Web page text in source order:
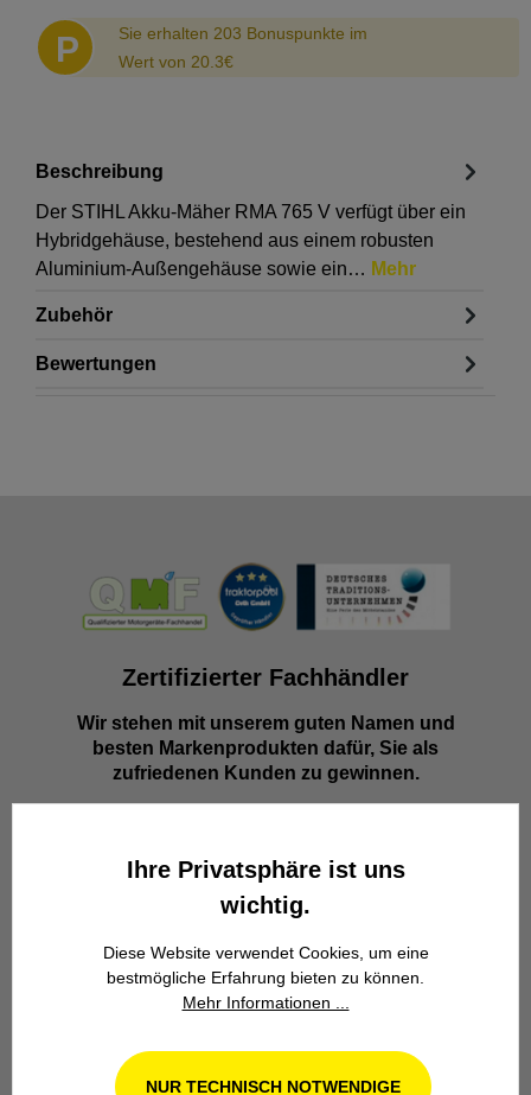
P
Sie erhalten 203 Bonuspunkte im
Wert von 20.3€
Beschreibung
Der STIHL Akku-Mäher RMA 765 V verfügt über ein
Hybridgehäuse, bestehend aus einem robusten
Aluminium-Außengehäuse sowie ein… Mehr
Zubehör
Bewertungen
Zertifizierter Fachhändler
Wir stehen mit unserem guten Namen und
besten Markenprodukten dafür, Sie als
zufriedenen Kunden zu gewinnen.
Familienbetrieb
Familienbetrieb in 4. Generation für
Kompetenz, Innovation und
Ihre Privatsphäre ist uns
wichtig.
Diese Website verwendet Cookies, um eine
bestmögliche Erfahrung bieten zu können.
Mehr Informationen ...
NUR TECHNISCH NOTWENDIGE